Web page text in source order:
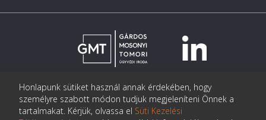
© Copyright Gárdos Mosonyi Tomori Ügyvédi Iroda
postmaster@gmtlegal.hu
Honlapunk sütiket használ annak érdekében, hogy
személyre szabott módon tudjuk megjeleníteni Önnek a
tartalmakat. Kérjük, olvassa el Süti Kezelési